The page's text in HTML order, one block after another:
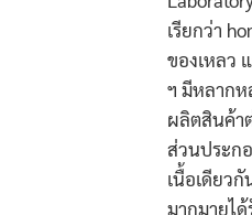
เรียกว่า
ของเหลว
ฯ มีหลากห
ผลิตสินค้า
ส่วนประก
เนื้อเดียว
มากมายไ